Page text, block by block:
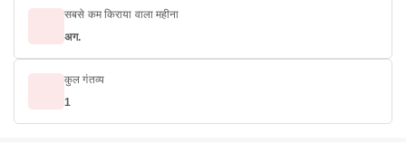
सबसे कम किराया वाला महीना
अग.
कुल गंतव्य
1